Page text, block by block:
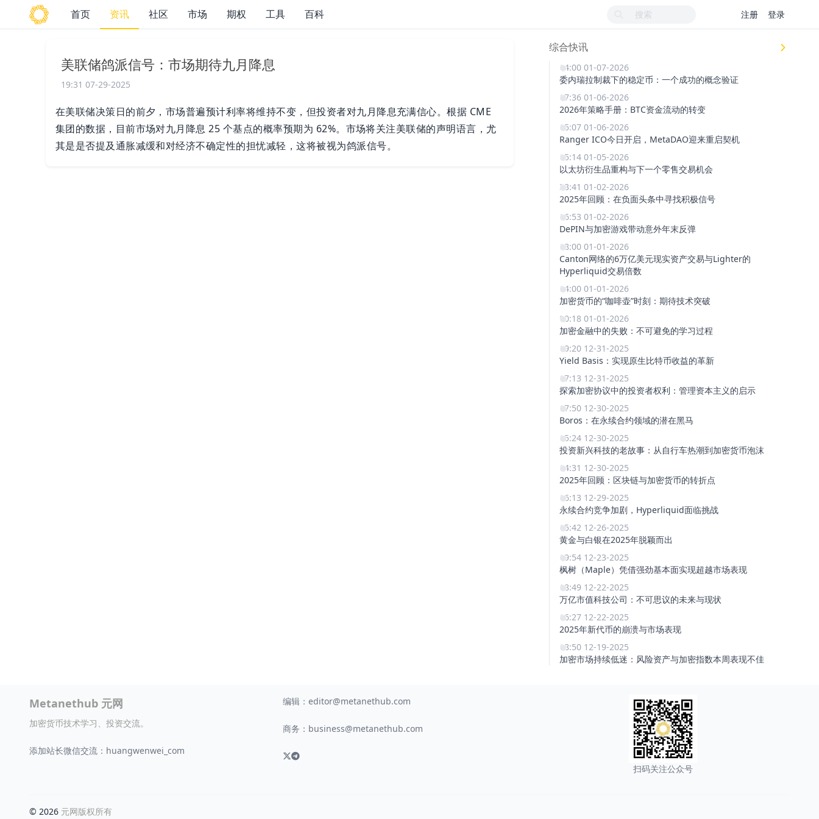
首页 资讯 社区 市场 期权 工具 百科 注册 登录
美联储鸽派信号：市场期待九月降息
19:31 07-29-2025
在美联储决策日的前夕，市场普遍预计利率将维持不变，但投资者对九月降息充满信心。根据 CME
集团的数据，目前市场对九月降息 25 个基点的概率预期为 62%。市场将关注美联储的声明语言，尤
其是是否提及通胀减缓和对经济不确定性的担忧减轻，这将被视为鸽派信号。
综合快讯
14:00 01-07-2026
委内瑞拉制裁下的稳定币：一个成功的概念验证
17:36 01-06-2026
2026年策略手册：BTC资金流动的转变
15:07 01-06-2026
Ranger ICO今日开启，MetaDAO迎来重启契机
15:14 01-05-2026
以太坊衍生品重构与下一个零售交易机会
23:41 01-02-2026
2025年回顾：在负面头条中寻找积极信号
16:53 01-02-2026
DePIN与加密游戏带动意外年末反弹
18:00 01-01-2026
Canton网络的6万亿美元现实资产交易与Lighter的
Hyperliquid交易倍数
14:00 01-01-2026
加密货币的“咖啡壶”时刻：期待技术突破
00:18 01-01-2026
加密金融中的失败：不可避免的学习过程
19:20 12-31-2025
Yield Basis：实现原生比特币收益的革新
17:13 12-31-2025
探索加密协议中的投资者权利：管理资本主义的启示
17:50 12-30-2025
Boros：在永续合约领域的潜在黑马
15:24 12-30-2025
投资新兴科技的老故事：从自行车热潮到加密货币泡沫
14:31 12-30-2025
2025年回顾：区块链与加密货币的转折点
16:13 12-29-2025
永续合约竞争加剧，Hyperliquid面临挑战
15:42 12-26-2025
黄金与白银在2025年脱颖而出
19:54 12-23-2025
枫树（Maple）凭借强劲基本面实现超越市场表现
18:49 12-22-2025
万亿市值科技公司：不可思议的未来与现状
16:27 12-22-2025
2025年新代币的崩溃与市场表现
18:50 12-19-2025
加密市场持续低迷：风险资产与加密指数本周表现不佳
Metanethub 元网
加密货币技术学习、投资交流。
添加站长微信交流：huangwenwei_com
编辑： editor@metanethub.com
商务： business@metanethub.com
扫码关注公众号
© 2026 元网版权所有